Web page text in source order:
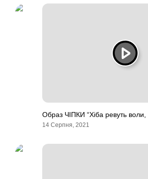
Образ ЧІПКИ “Хіба ревуть воли,
14 Серпня, 2021